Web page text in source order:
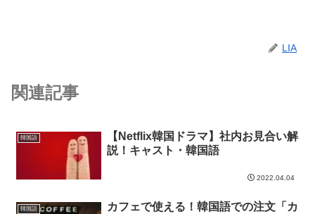
LIA
関連記事
韓国語
【Netflix韓国ドラマ】社内お見合い解
説！キャスト・韓国語
2022.04.04
韓国語
カフェで使える！韓国語での注文「カ